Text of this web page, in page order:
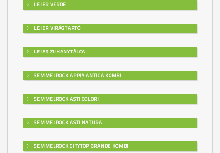
LEIER VERDE
LEIER VIRÁGTARTÓ
LEIER ZUHANYTÁLCA
SEMMELROCK APPIA ANTICA KOMBI
SEMMELROCK ASTI COLORI
SEMMELROCK ASTI NATURA
SEMMELROCK CITYTOP GRANDE KOMBI